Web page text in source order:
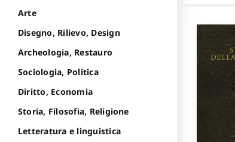
Arte
Disegno, Rilievo, Design
Archeologia, Restauro
Sociologia, Politica
Diritto, Economia
Storia, Filosofia, Religione
Letteratura e linguistica